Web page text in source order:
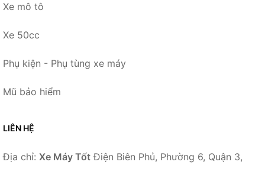
Xe mô tô
Xe 50cc
Phụ kiện - Phụ tùng xe máy
Mũ bảo hiểm
LIÊN HỆ
Địa chỉ: Xe Máy Tốt Điện Biên Phủ, Phường 6, Quận 3,